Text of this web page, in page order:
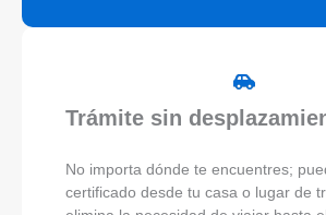
Trámite sin
No importa dónde te encuentres;
certificado desde tu casa o lugar de